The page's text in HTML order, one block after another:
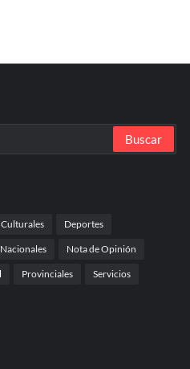
Culturales Deportes
Nacionales Nota de Opinión
Provinciales Servicios